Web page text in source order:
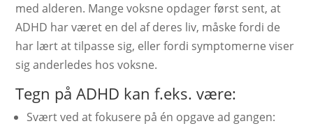
med alderen. Mange voksne opdager først sent, at
ADHD har været en del af deres liv, måske fordi de
har lært at tilpasse sig, eller fordi symptomerne viser
sig anderledes hos voksne.
Tegn på ADHD kan f.eks. være:
Svært ved at fokusere på én opgave ad gangen: